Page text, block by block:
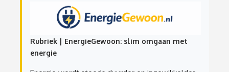
Rubriek | EnergieGewoon: slim omgaan met
energie